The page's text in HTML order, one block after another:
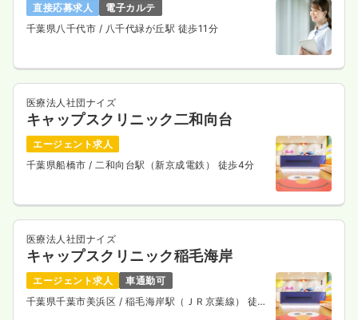
直接応募求人
電子カルテ
千葉県八千代市 / 八千代緑が丘駅 徒歩11分
医療法人社団ナイズ
キャップスクリニック二和向台
エージェント求人
千葉県船橋市 / 二和向台駅（新京成電鉄） 徒歩4分
医療法人社団ナイズ
キャップスクリニック稲毛海岸
エージェント求人
車通勤可
千葉県千葉市美浜区 / 稲毛海岸駅（ＪＲ京葉線） 徒歩